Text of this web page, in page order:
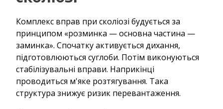
Комплекс вправ при сколіозі будується за
принципом «розминка — основна частина —
заминка». Спочатку активується дихання,
підготовлюються суглоби. Потім виконуються
стабілізувальні вправи. Наприкінці
проводиться м'яке розтягування. Така
структура знижує ризик перевантаження.